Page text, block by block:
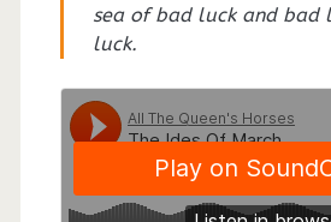
sea of bad luck and bad
luck.